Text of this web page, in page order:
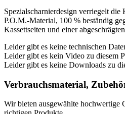
Spezialscharnierdesign verriegelt die
P.O.M.-Material, 100 % beständig
Kassettseiten und einer
Leider gibt es keine technischen
Leider gibt es kein Video zu diesem
Leider gibt es keine Downloads zu
Verbrauchsmaterial,
Wir bieten ausgewählte hochwertige